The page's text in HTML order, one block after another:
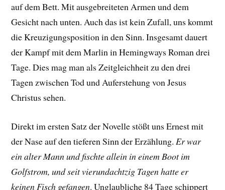
auf dem Bett. Mit ausgebreiteten Armen und dem
Gesicht nach unten. Auch das ist kein Zufall, uns kommt
die Kreuzigungsposition in den Sinn. Insgesamt dauert
der Kampf mit dem Marlin in Hemingways Roman drei
Tage. Dies mag man als Zeitgleichheit zu den drei
Tagen zwischen Tod und Auferstehung von Jesus
Christus sehen.
Direkt im ersten Satz der Novelle stößt uns Ernest mit
der Nase auf den tieferen Sinn der Erzählung. Er war
ein alter Mann und fischte allein in einem Boot im
Golfstrom, und seit vierundachtzig Tagen hatte er
keinen Fisch gefangen. Unglaubliche 84 Tage schippert